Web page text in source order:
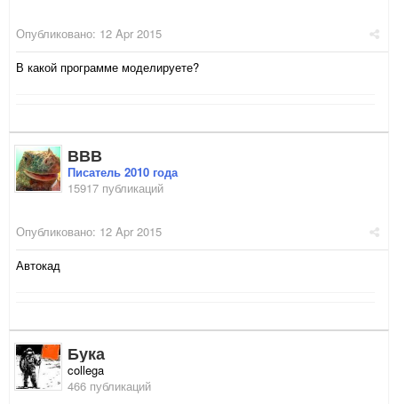
Опубликовано: 12 Apr 2015
В какой программе моделируете?
ВВВ
Писатель 2010 года
15917 публикаций
Опубликовано: 12 Apr 2015
Автокад
Бука
collega
466 публикаций